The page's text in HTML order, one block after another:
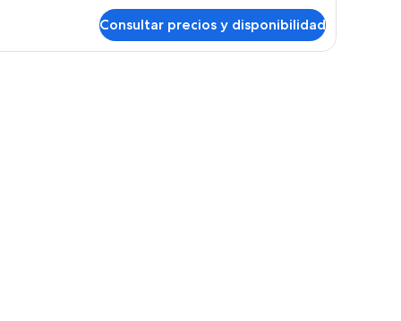
Consultar precios y disponibilidad
de noche.